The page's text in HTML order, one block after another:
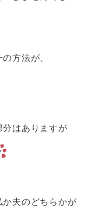
方法が、
分はありますが
夫のどちらかが